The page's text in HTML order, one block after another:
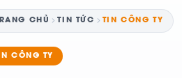
CHỦ TIN TỨC TIN CÔNG TY
CÔNG TY